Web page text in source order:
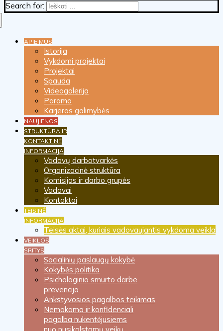
Search for:
APIE MUS
Istorija
Vykdomi projektai
Projektai
Spauda
Videogalerija
Parama
Karjeros galimybės
NAUJIENOS
STRUKTŪRA IR
KONTAKTINĖ
INFORMACIJA
Vadovų darbotvarkės
Organizacinė struktūra
Komisijos ir darbo grupės
Vadovai
Kontaktai
TEISINĖ
INFORMACIJA
Teisės aktai, kuriais vadovaujantis vykdoma veikla
VEIKLOS
SRITYS
Socialinių paslaugų kokybė
Kokybės politika
Psichologinio smurto darbe
prevencija
Ankstyvosios pagalbos teikimas
Nemokama ir konfidenciali
pagalba nukentėjusiems